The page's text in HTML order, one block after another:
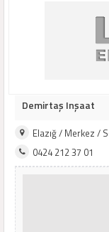
Demirtaş Inşaat
Elazığ / Merkez /
0424 212 37 01